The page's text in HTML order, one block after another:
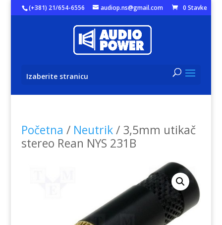
(+381) 21/654-6556 audiop.ns@gmail.com 0 Stavke
Izaberite stranicu
Početna / Neutrik/ 3,5mm utikač
stereo Rean NYS 231B